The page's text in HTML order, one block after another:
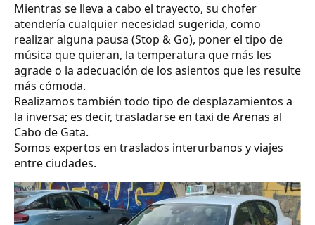
Mientras se lleva a cabo el trayecto, su chofer
atendería cualquier necesidad sugerida, como
realizar alguna pausa (Stop & Go), poner el tipo de
música que quieran, la temperatura que más les
agrade o la adecuación de los asientos que les resulte
más cómoda.
Realizamos también todo tipo de desplazamientos a
la inversa; es decir, trasladarse en taxi de Arenas al
Cabo de Gata.
Somos expertos en traslados interurbanos y viajes
entre ciudades.